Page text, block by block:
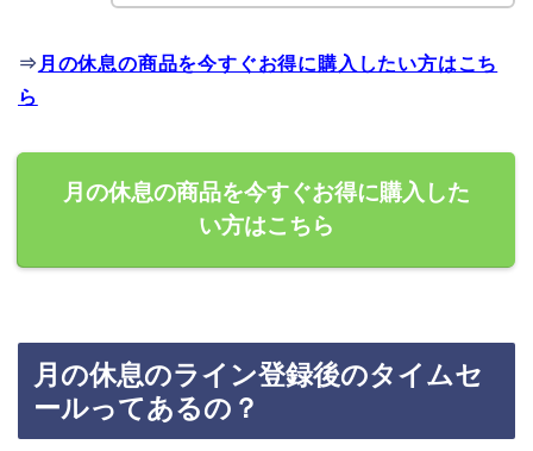
⇒ 月の休息の商品を今すぐお得に購入したい方はこち
ら
月の休息の商品を今すぐお得に購入した
い方はこちら
月の休息のライン登録後のタイムセ
ールってあるの？